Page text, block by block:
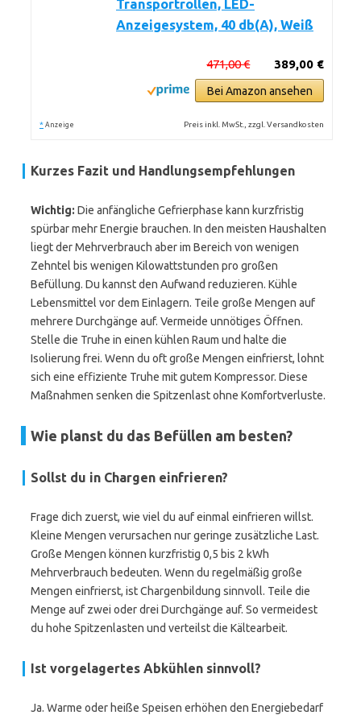
Transportrollen, LED-
Anzeigesystem, 40 db(A), Weiß
389,00 €
471,00 €
Bei Amazon ansehen
* Anzeige Preis inkl. MwSt., zzgl. Versandkosten
Kurzes Fazit und Handlungsempfehlungen
Wichtig: Die anfängliche Gefrierphase kann kurzfristig
spürbar mehr Energie brauchen. In den meisten Haushalten
liegt der Mehrverbrauch aber im Bereich von wenigen
Zehntel bis wenigen Kilowattstunden pro großen
Befüllung. Du kannst den Aufwand reduzieren. Kühle
Lebensmittel vor dem Einlagern. Teile große Mengen auf
mehrere Durchgänge auf. Vermeide unnötiges Öffnen.
Stelle die Truhe in einen kühlen Raum und halte die
Isolierung frei. Wenn du oft große Mengen einfrierst, lohnt
sich eine effiziente Truhe mit gutem Kompressor. Diese
Maßnahmen senken die Spitzenlast ohne Komfortverluste.
Wie planst du das Befüllen am besten?
Sollst du in Chargen einfrieren?
Frage dich zuerst, wie viel du auf einmal einfrieren willst.
Kleine Mengen verursachen nur geringe zusätzliche Last.
Große Mengen können kurzfristig 0,5 bis 2 kWh
Mehrverbrauch bedeuten. Wenn du regelmäßig große
Mengen einfrierst, ist Chargenbildung sinnvoll. Teile die
Menge auf zwei oder drei Durchgänge auf. So vermeidest
du hohe Spitzenlasten und verteilst die Kältearbeit.
Ist vorgelagertes Abkühlen sinnvoll?
Ja. Warme oder heiße Speisen erhöhen den Energiebedarf